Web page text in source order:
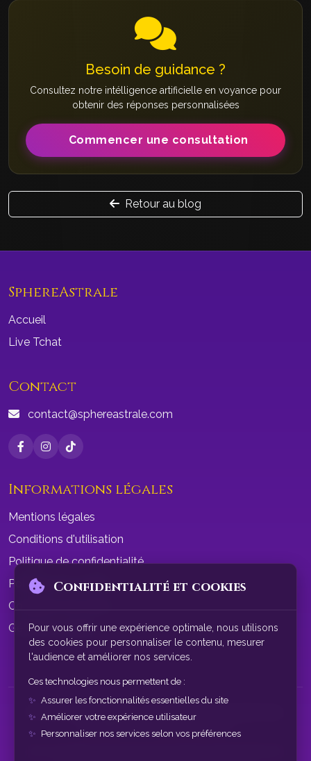
Besoin de guidance ?
Consultez notre intélligence artificielle en voyance pour
obtenir des réponses personnalisées
Commencer une consultation
Retour au blog
SphereAstrale
Accueil
Live Tchat
Contact
contact@sphereastrale.com
Informations légales
Mentions légales
Conditions d'utilisation
Politique de confidentialité
Politique de cookies
Conditions de vente
Gérer les cookies
© 2026 SphereAstrale - Voyance par tchat gratuit sans
inscription. Tous droits réservés.
Confidentialité et cookies
Pour vous offrir une expérience optimale, nous utilisons
des cookies pour personnaliser le contenu, mesurer
l'audience et améliorer nos services.
Ces technologies nous permettent de :
Assurer les fonctionnalités essentielles du site
Améliorer votre expérience utilisateur
Personnaliser nos services selon vos préférences